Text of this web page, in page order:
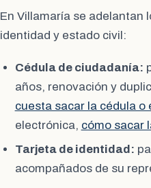
En Villamaría se adelantan
identidad y estado civil:
Cédula de ciudadanía:
años, renovación y
cuesta sacar la cédula o
electrónica, cómo sacar
Tarjeta de identidad:
acompañados de su